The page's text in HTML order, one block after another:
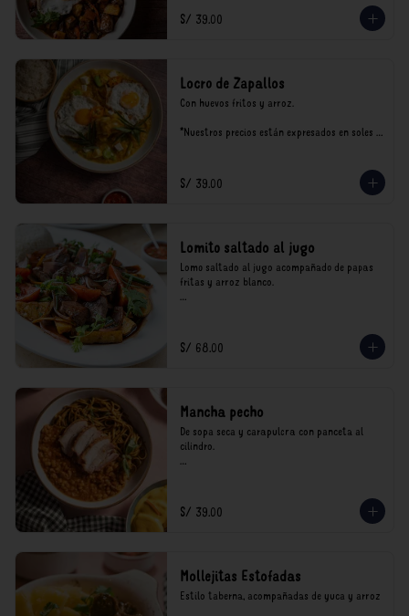
S/ 39.00
Locro de Zapallos
Con huevos fritos y arroz.
*Nuestros precios están expresados en soles e
S/ 39.00
Lomito saltado al jugo
Lomo saltado al jugo acompañado de papas
fritas y arroz blanco.
consumo.
S/ 68.00
Mancha pecho
De sopa seca y carapulcra con panceta al
cilindro.
consumo.
S/ 39.00
Mollejitas Estofadas
Estilo taberna, acompañadas de yuca y arroz